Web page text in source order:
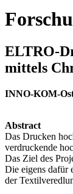
ELTRO-
mittels
INNO-KOM-
Abstract
Das Drucken
verdruckende
Das Ziel des
Die eigens dafür
der